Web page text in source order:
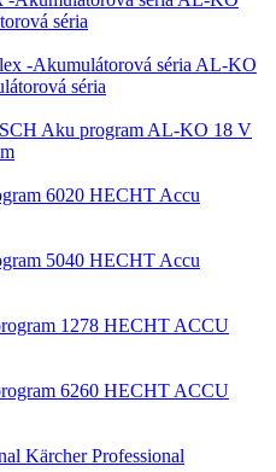
séria
AL-KO
séria
AL-KO 18 V
HECHT Accu
HECHT Accu
HECHT ACCU
HECHT ACCU
Kärcher Professional